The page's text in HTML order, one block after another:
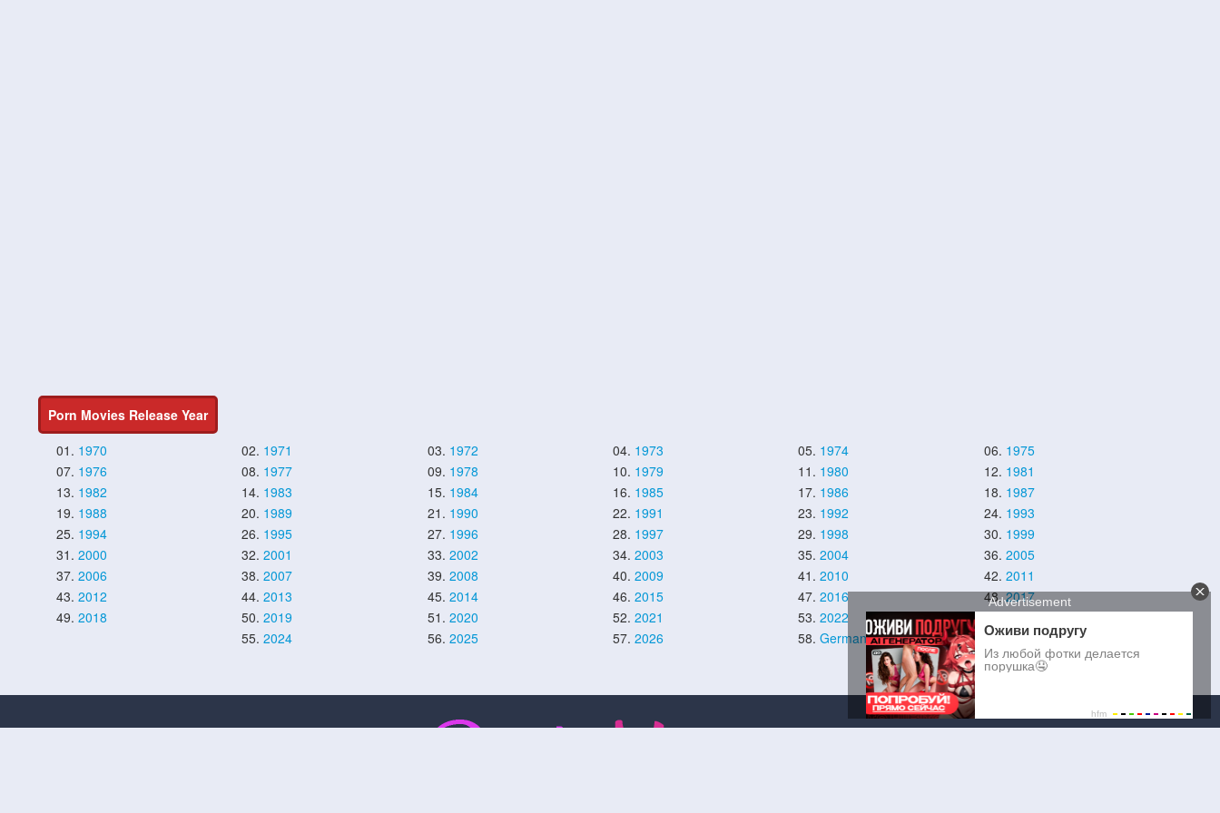
Porn Movies Release Year
01. 1970 02. 1971 03. 1972 04. 1973 05. 1974 06. 1975
07. 1976 08. 1977 09. 1978 10. 1979 11. 1980 12. 1981
13. 1982 14. 1983 15. 1984 16. 1985 17. 1986 18. 1987
19. 1988 20. 1989 21. 1990 22. 1991 23. 1992 24. 1993
25. 1994 26. 1995 27. 1996 28. 1997 29. 1998 30. 1999
31. 2000 32. 2001 33. 2002 34. 2003 35. 2004 36. 2005
37. 2006 38. 2007 39. 2008 40. 2009 41. 2010 42. 2011
43. 2012 44. 2013 45. 2014 46. 2015 47. 2016 48. 2017
49. 2018 50. 2019 51. 2020 52. 2021 53. 2022 54. 2023
55. 2024 56. 2025 57. 2026 58. German